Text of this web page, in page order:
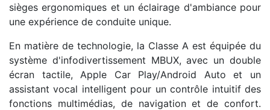
sièges ergonomiques et un éclairage d'ambiance pour
une expérience de conduite unique.
En matière de technologie, la Classe A est équipée du
système d'infodivertissement MBUX, avec un double
écran tactile, Apple Car Play/Android Auto et un
assistant vocal intelligent pour un contrôle intuitif des
fonctions multimédias, de navigation et de confort.